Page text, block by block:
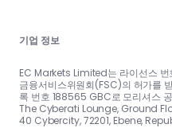
기업 정보
EC Markets Limited는 라이선스 번
금융서비스위원회(FSC)의 허가를
록 번호 188565 GBC로 모리셔스
The Cyberati Lounge, Ground
40 Cybercity, 72201, Ebene,